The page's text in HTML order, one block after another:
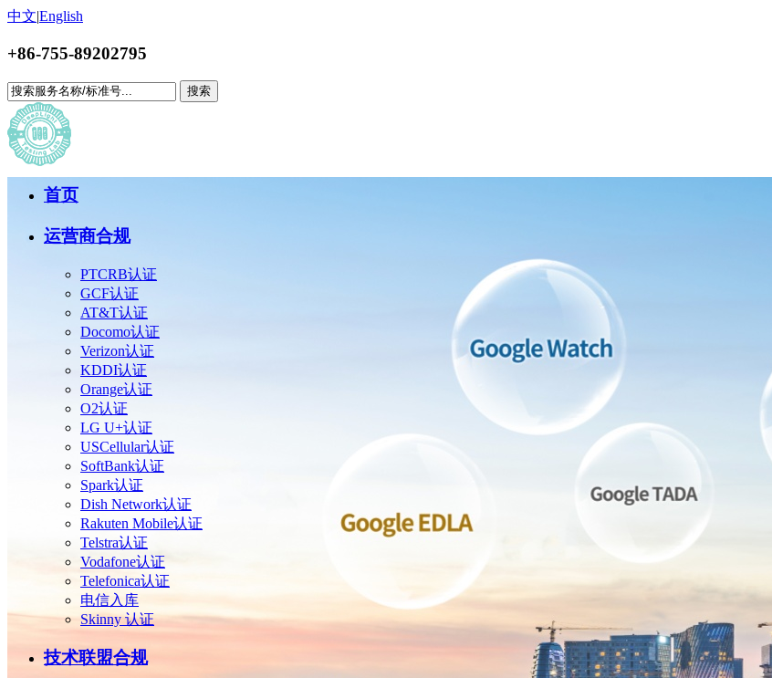
中文|English
+86-755-89202795
搜索
首页
运营商合规
PTCRB认证
GCF认证
AT&T认证
Docomo认证
Verizon认证
KDDI认证
Orange认证
O2认证
LG U+认证
USCellular认证
SoftBank认证
Spark认证
Dish Network认证
Rakuten Mobile认证
Telstra认证
Vodafone认证
Telefonica认证
电信入库
Skinny 认证
技术联盟合规